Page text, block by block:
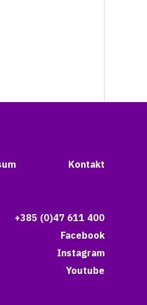
Kontakt
+385 (0)47 611 400
Facebook
Instagram
Youtube